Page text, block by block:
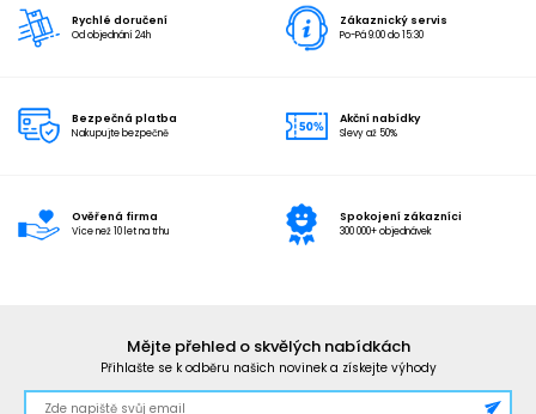
Rychlé doručení
Od objednání 24h
Zákaznický servis
Po-Pá 9:00 do 15:30
Bezpečná platba
Nakupujte bezpečně
Akční nabídky
Slevy až 50%
Ověřená firma
Více než 10 let na trhu
Spokojení zákazníci
300 000+ objednávek
Mějte přehled o skvělých nabídkách
Přihlašte se k odběru našich novinek a získejte výhody